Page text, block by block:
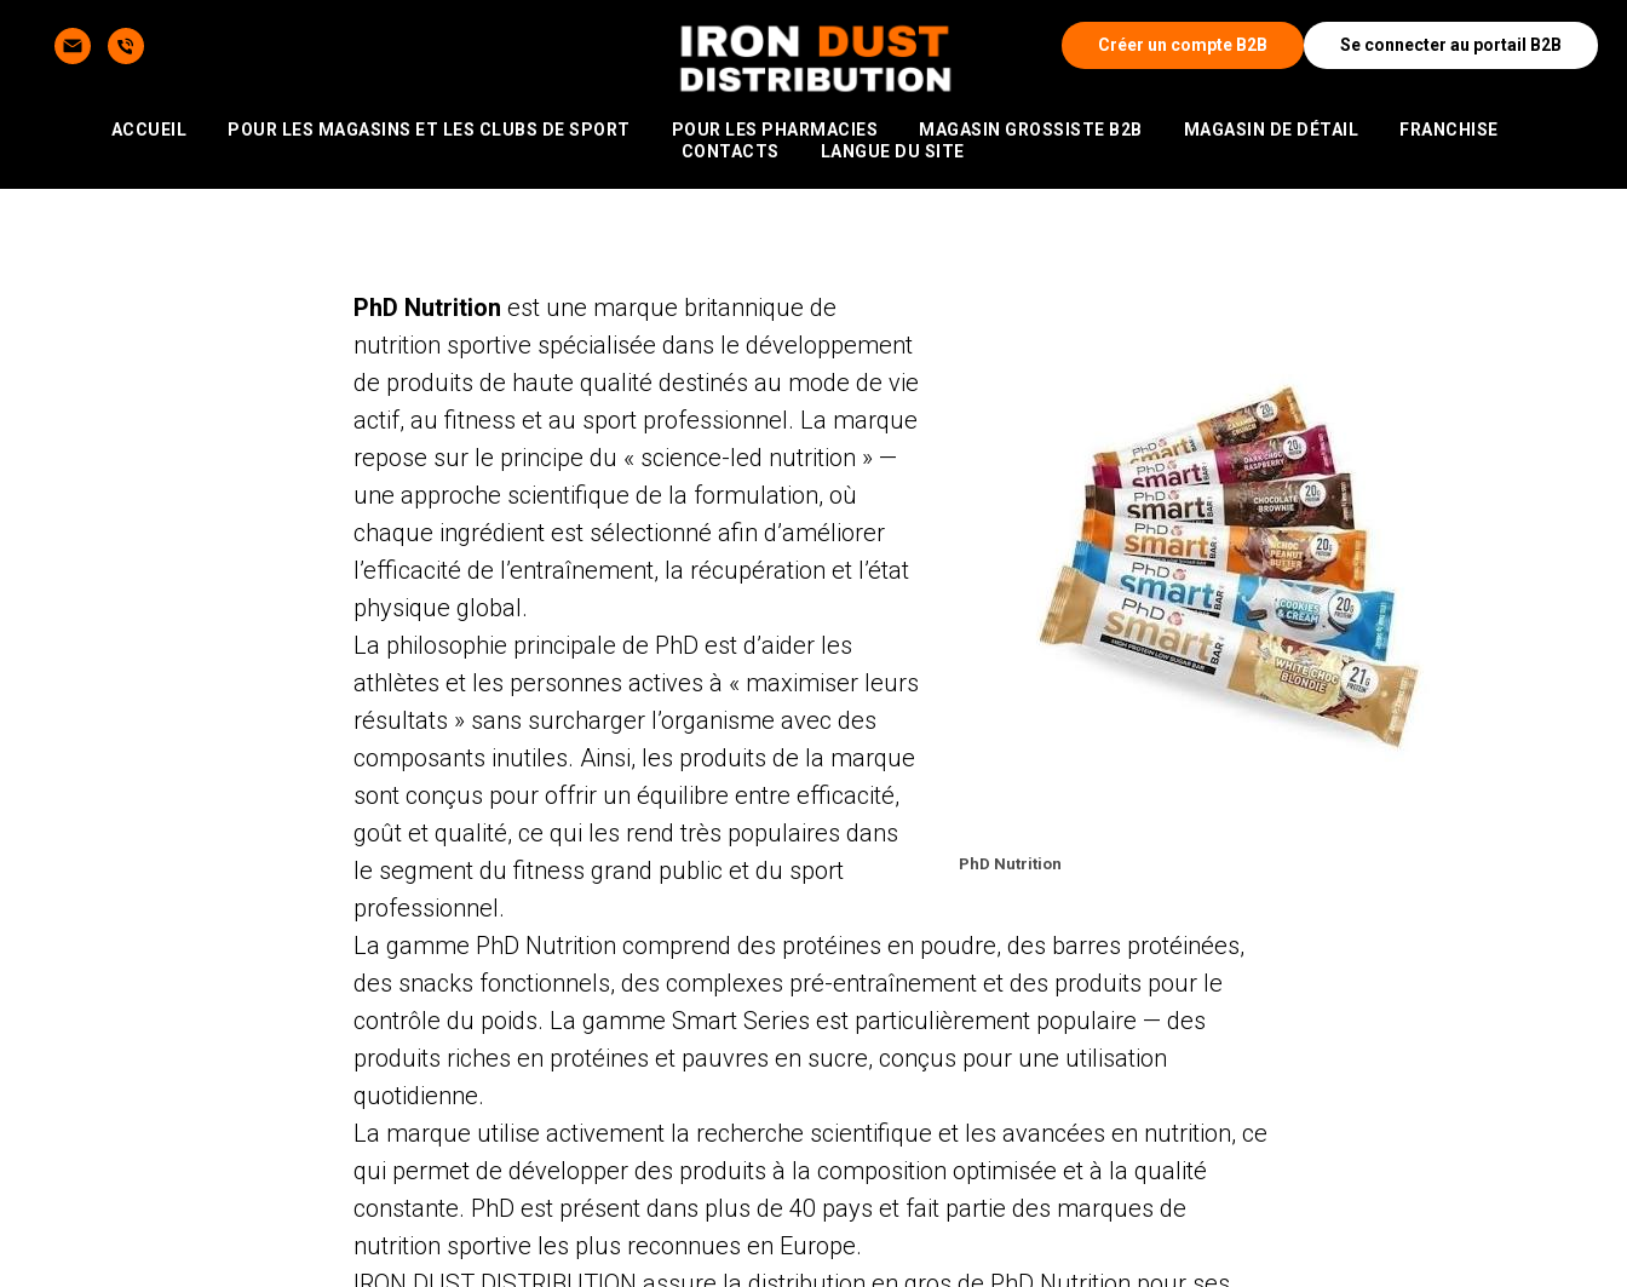
Créer un compte B2B Se connecter au portail B2B
ACCUEIL POUR LES MAGASINS ET LES CLUBS DE SPORT POUR LES PHARMACIES MAGASIN GROSSISTE B2B MAGASIN DE DÉTAIL
FRANCHISE
CONTACTS
LANGUE DU SITE
PhD Nutrition
PhD Nutrition est une marque britannique de
nutrition sportive spécialisée dans le développement
de produits de haute qualité destinés au mode de vie
actif, au fitness et au sport professionnel. La marque
repose sur le principe du « science-led nutrition » —
une approche scientifique de la formulation, où
chaque ingrédient est sélectionné afin d’améliorer
l’efficacité de l’entraînement, la récupération et l’état
physique global.
La philosophie principale de PhD est d’aider les
athlètes et les personnes actives à « maximiser leurs
résultats » sans surcharger l’organisme avec des
composants inutiles. Ainsi, les produits de la marque
sont conçus pour offrir un équilibre entre efficacité,
goût et qualité, ce qui les rend très populaires dans
le segment du fitness grand public et du sport
professionnel.
La gamme PhD Nutrition comprend des protéines en poudre, des barres protéinées,
des snacks fonctionnels, des complexes pré-entraînement et des produits pour le
contrôle du poids. La gamme Smart Series est particulièrement populaire — des
produits riches en protéines et pauvres en sucre, conçus pour une utilisation
quotidienne.
La marque utilise activement la recherche scientifique et les avancées en nutrition, ce
qui permet de développer des produits à la composition optimisée et à la qualité
constante. PhD est présent dans plus de 40 pays et fait partie des marques de
nutrition sportive les plus reconnues en Europe.